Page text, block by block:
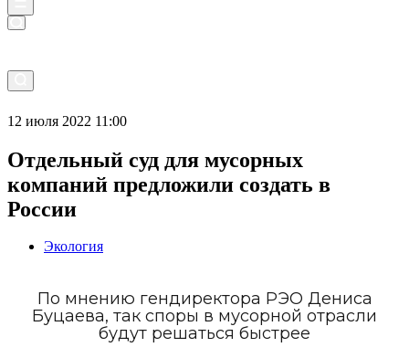
12 июля 2022 11:00
Отдельный суд для мусорных
компаний предложили создать в
России
Экология
По мнению гендиректора РЭО Дениса
Буцаева, так споры в мусорной отрасли
будут решаться быстрее